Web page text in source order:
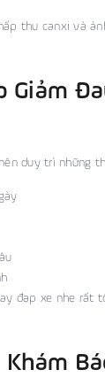
thụ canxi và
Giảm
duy trì những
đạp xe nhẹ rất